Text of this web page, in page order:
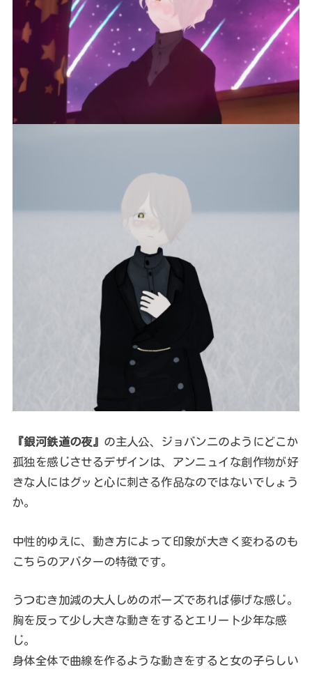
『銀河鉄道の夜』 の主人公、ジョバンニのようにどこか
孤独を感じさせるデザインは、アンニュイな創作物が好
きな人にはグッと心に刺さる作品なのではないでしょう
か。
中性的ゆえに、動き方によって印象が大きく変わるのも
こちらのアバターの特徴です。
うつむき加減の大人しめのポーズであれば儚げな感じ。
胸を反って少し大きな動きをするとエリート少年な感
じ。
身体全体で曲線を作るような動きをすると女の子らしい